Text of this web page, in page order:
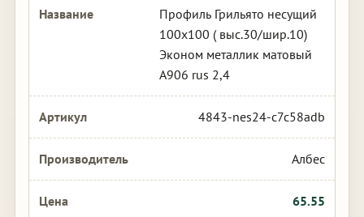
Профиль Грильято несущий
100х100 ( выс.30/шир.10)
Эконом металлик матовый
А906 rus 2,4
4843-nes24-c7c58adb
Албес
65.55